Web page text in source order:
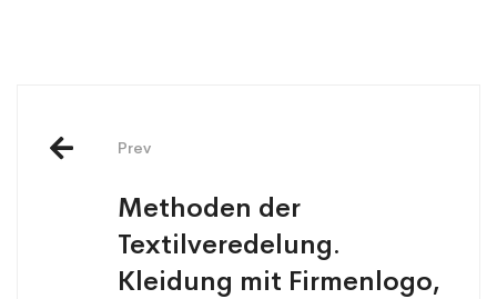
Prev
Methoden der
Textilveredelung.
Kleidung mit Firmenlogo,